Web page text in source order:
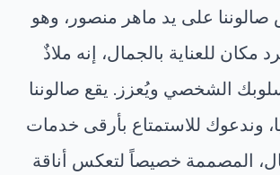
على يد ماهر منصور، وهو
مكان للعناية بالجمال، إنه ملاذٌ
الشخصي ويُعزز. يقع صالوننا
وندعوك للاستمتاع بأرقى خدمات
المصممة خصيصاً لتعكس أناقة